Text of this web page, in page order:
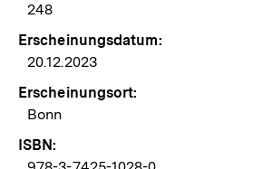
248
Erscheinungsdatum:
20.12.2023
Erscheinungsort:
Bonn
ISBN: